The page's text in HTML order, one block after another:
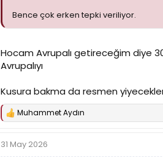
Bence çok erken tepki veriliyor.
Hocam Avrupalı getireceğim diye
Avrupalıyı
Kusura bakma da resmen
T
k
i
Muhammet Aydın
31 May 2026